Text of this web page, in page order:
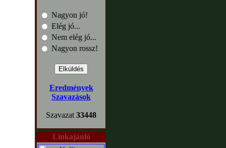
Nagyon jó!
Elég jó...
Nem elég jó...
Nagyon rossz!
Eredmények
Szavazások
Szavazat 33448
Linkajánló